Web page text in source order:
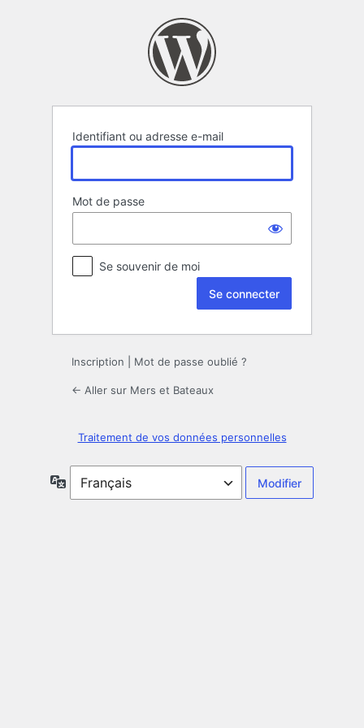
Identifiant ou adresse e-mail
Mot de passe
Se souvenir de moi
Inscription Mot de passe oublié ?
← Aller sur Mers et Bateaux
Traitement de vos données personnelles
Langue